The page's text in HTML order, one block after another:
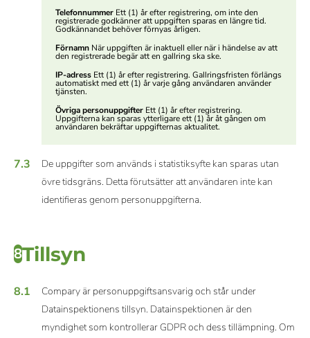
Telefonnummer Ett (1) år efter registrering, om inte den
registrerade godkänner att uppgiften sparas en längre tid.
Godkännandet behöver förnyas årligen.
Förnamn När uppgiften är inaktuell eller när i händelse av att
den registrerade begär att en gallring ska ske.
IP-adress Ett (1) år efter registrering. Gallringsfristen förlängs
automatiskt med ett (1) år varje gång användaren använder
tjänsten.
Övriga personuppgifter Ett (1) år efter registrering.
Uppgifterna kan sparas ytterligare ett (1) år åt gången om
användaren bekräftar uppgifternas aktualitet.
7.3
De uppgifter som används i statistiksyfte kan sparas utan
övre tidsgräns. Detta förutsätter att användaren inte kan
identifieras genom personuppgifterna.
8Tillsyn
8.1
Compary är personuppgiftsansvarig och står under
Datainspektionens tillsyn. Datainspektionen är den
myndighet som kontrollerar GDPR och dess tillämpning. Om